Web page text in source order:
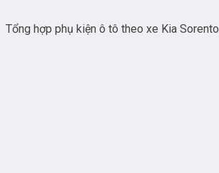
Tổng hợp phụ kiện ô tô theo xe Kia Sorento